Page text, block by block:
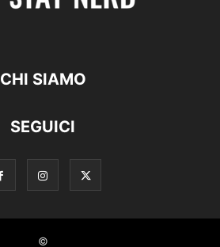
CHI SIAMO
SEGUICI
©